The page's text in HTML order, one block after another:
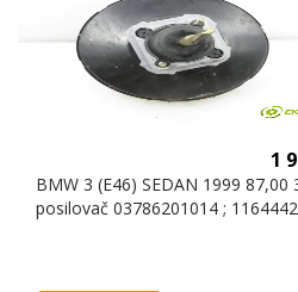
1
BMW 3 (E46) SEDAN 1999
posilovač 03786201014 ;